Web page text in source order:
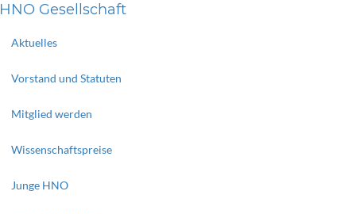
HNO Gesellschaft
Aktuelles
Vorstand und Statuten
Mitglied werden
Wissenschaftspreise
Junge HNO